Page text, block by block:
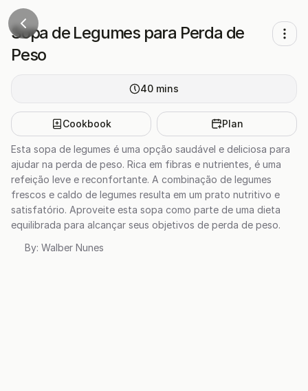
Sopa de Legumes para Perda de
Peso
40 mins
Cookbook Plan
Esta sopa de legumes é uma opção saudável e deliciosa para
ajudar na perda de peso. Rica em fibras e nutrientes, é uma
refeição leve e reconfortante. A combinação de legumes
frescos e caldo de legumes resulta em um prato nutritivo e
satisfatório. Aproveite esta sopa como parte de uma dieta
equilibrada para alcançar seus objetivos de perda de peso.
By: Walber Nunes